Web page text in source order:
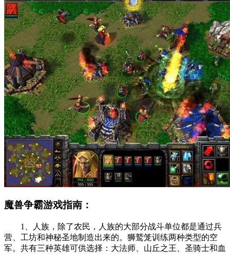
魔兽争霸游戏指南：
1、人族，除了农民，人族的大部分战斗单位都是通过兵
营、工坊和神秘圣地制造出来的。狮鹫笼训练两种类型的空
军。共有三种英雄可供选择：大法师、山丘之王、圣骑士和血